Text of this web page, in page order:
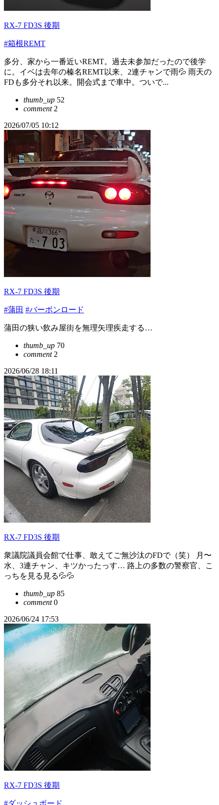
RX-7 FD3S 後期
#箱根REMT
多分、家から一番近いREMT。過去未参加だったので後学
に。イベは去年の榛名REMT以来、2連チャンで雨💦 雨天の
FDも多分それ以来。開会式まで車中。ついで...
thumb_up 52
comment2
2026/07/05 10:12
RX-7 FD3S 後期
#蒲田 #バーボンロード
蒲田の狭い飲み屋街を無理矢理疾走する…
thumb_up 70
comment2
2026/06/28 18:11
RX-7 FD3S 後期
衆議院議員会館で仕事、敢えてご無沙汰のFDで（笑） 月〜
水、3連チャン、キツかったっす… 路上の多数の警察官、こ
っちを見る見る💦💦
thumb_up 85
comment0
2026/06/24 17:53
RX-7 FD3S 後期
#ダッシュボード